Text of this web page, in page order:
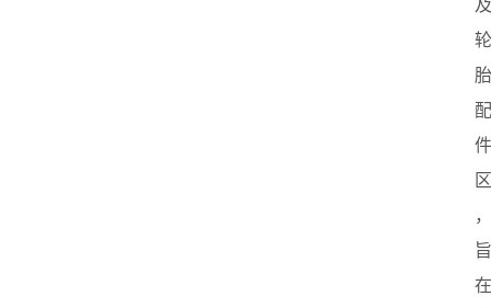
及
轮
胎
配
件
区
，
旨
在